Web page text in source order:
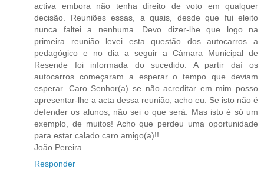
activa embora não tenha direito de voto em qualquer
decisão. Reuniões essas, a quais, desde que fui eleito
nunca faltei a nenhuma. Devo dizer-lhe que logo na
primeira reunião levei esta questão dos autocarros a
pedagógico e no dia a seguir a Câmara Municipal de
Resende foi informada do sucedido. A partir daí os
autocarros começaram a esperar o tempo que deviam
esperar. Caro Senhor(a) se não acreditar em mim posso
apresentar-lhe a acta dessa reunião, acho eu. Se isto não é
defender os alunos, não sei o que será. Mas isto é só um
exemplo, de muitos! Acho que perdeu uma oportunidade
para estar calado caro amigo(a)!!
João Pereira
Responder